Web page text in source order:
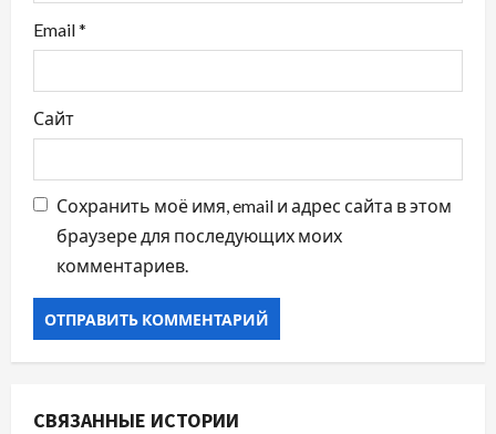
м
Email*
Сайт
Сохранить моё имя, email и адрес сайта в этом
браузере для последующих моих
комментариев.
СВЯЗАННЫЕ ИСТОРИИ